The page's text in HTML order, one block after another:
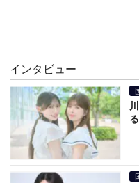
インタビュー
る